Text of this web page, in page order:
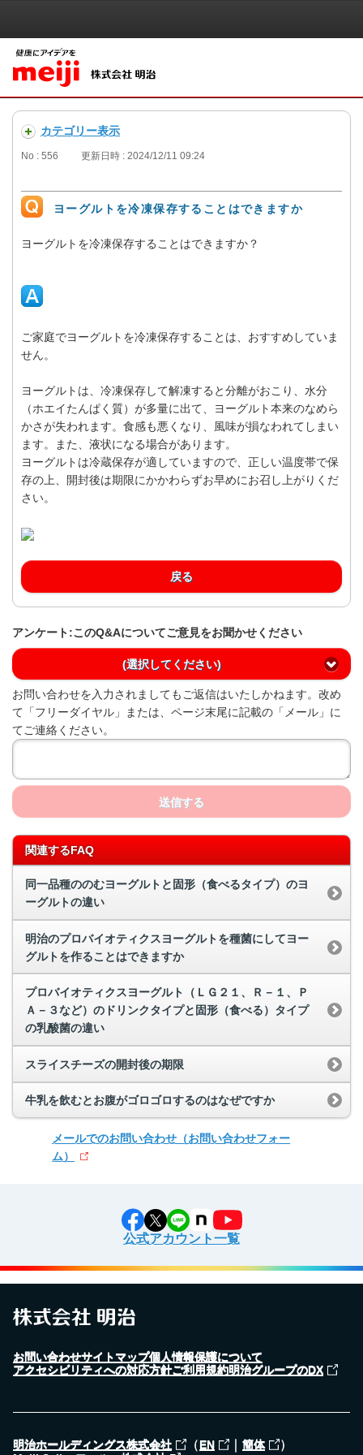
カテゴリー表示
No : 556 更新日時 : 2024/12/11 09:24
ヨーグルトを冷凍保存することはできますか
ヨーグルトを冷凍保存することはできますか？
ご家庭でヨーグルトを冷凍保存することは、おすすめしていま
せん。
ヨーグルトは、冷凍保存して解凍すると分離がおこり、水分
（ホエイたんぱく質）が多量に出て、ヨーグルト本来のなめら
かさが失われます。食感も悪くなり、風味が損なわれてしまい
ます。また、液状になる場合があります。
ヨーグルトは冷蔵保存が適していますので、正しい温度帯で保
存の上、開封後は期限にかかわらずお早めにお召し上がりくだ
さい。
戻る
アンケート:このQ&Aについてご意見をお聞かせください
(選択してください)
お問い合わせを入力されましてもご返信はいたしかねます。改め
て「フリーダイヤル」または、ページ末尾に記載の「メール」に
てご連絡ください。
送信する
関連するFAQ
同一品種ののむヨーグルトと固形（食べるタイプ）のヨ
ーグルトの違い
明治のプロバイオティクスヨーグルトを種菌にしてヨー
グルトを作ることはできますか
プロバイオティクスヨーグルト（ＬＧ２１、Ｒ－１、Ｐ
Ａ－３など）のドリンクタイプと固形（食べる）タイプ
の乳酸菌の違い
スライスチーズの開封後の期限
牛乳を飲むとお腹がゴロゴロするのはなぜですか
メールでのお問い合わせ （お問い合わせフォー
ム）
公式アカウント一覧
お問い合わせサイトマップ個人情報保護について
アクセシビリティへの対応方針ご利用規約明治グループのDX
明治ホールディングス株式会社 （EN ｜ 簡体 ）